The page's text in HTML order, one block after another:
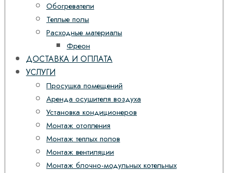
Обогреватели
Теплые полы
Расходные материалы
Фреон
ДОСТАВКА И ОПЛАТА
УСЛУГИ
Просушка помещений
Аренда осушителя воздуха
Установка кондиционеров
Монтаж отопления
Монтаж теплых полов
Монтаж вентиляции
Монтаж блочно-модульных котельных